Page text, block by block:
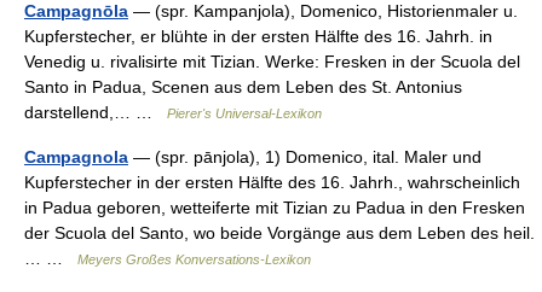
Campagnōla — (spr. Kampanjola), Domenico, Historienmaler u.
Kupferstecher, er blühte in der ersten Hälfte des 16. Jahrh. in
Venedig u. rivalisirte mit Tizian. Werke: Fresken in der Scuola del
Santo in Padua, Scenen aus dem Leben des St. Antonius
darstellend,… …
Pierer's Universal-Lexikon
Campagnola — (spr. pānjola), 1) Domenico, ital. Maler und
Kupferstecher in der ersten Hälfte des 16. Jahrh., wahrscheinlich
in Padua geboren, wetteiferte mit Tizian zu Padua in den Fresken
der Scuola del Santo, wo beide Vorgänge aus dem Leben des heil.
Meyers Großes Konversations-Lexikon